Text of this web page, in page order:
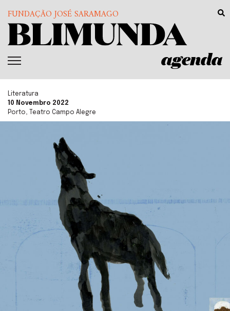
FUNDAÇÃO JOSÉ SARAMAGO
agenda
Literatura
10 Novembro 2022
Porto, Teatro Campo Alegre